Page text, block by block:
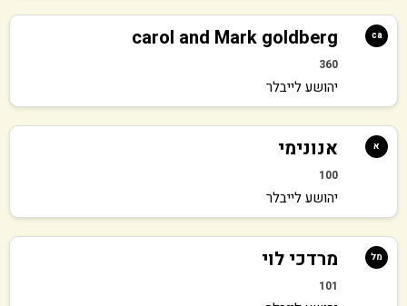
carol and Mark goldberg
360
יהושע לייבלר
ca
אנונימי
100
יהושע לייבלר
א
מרדכי לוי
101
מל